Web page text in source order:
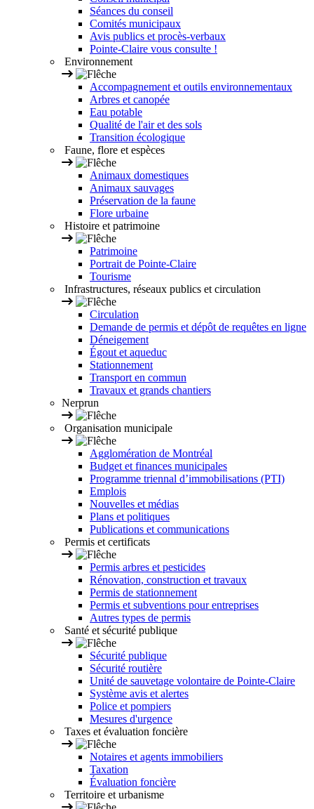
Séances du conseil
Comités municipaux
Avis publics et procès-verbaux
Pointe-Claire vous consulte !
Environnement
Accompagnement et outils environnementaux
Arbres et canopée
Eau potable
Qualité de l'air et des sols
Transition écologique
Faune, flore et espèces
Animaux domestiques
Animaux sauvages
Préservation de la faune
Flore urbaine
Histoire et patrimoine
Patrimoine
Portrait de Pointe-Claire
Tourisme
Infrastructures, réseaux publics et circulation
Circulation
Demande de permis et dépôt de requêtes en ligne
Déneigement
Égout et aqueduc
Stationnement
Transport en commun
Travaux et grands chantiers
Nerprun
Organisation municipale
Agglomération de Montréal
Budget et finances municipales
Programme triennal d’immobilisations (PTI)
Emplois
Nouvelles et médias
Plans et politiques
Publications et communications
Permis et certificats
Permis arbres et pesticides
Rénovation, construction et travaux
Permis de stationnement
Permis et subventions pour entreprises
Autres types de permis
Santé et sécurité publique
Sécurité publique
Sécurité routière
Unité de sauvetage volontaire de Pointe-Claire
Système avis et alertes
Police et pompiers
Mesures d'urgence
Taxes et évaluation foncière
Notaires et agents immobiliers
Taxation
Évaluation foncière
Territoire et urbanisme